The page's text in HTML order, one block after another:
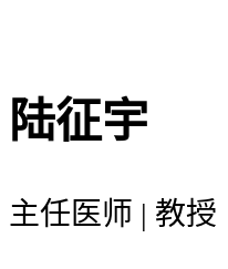
陆征宇
主任医师 | 教